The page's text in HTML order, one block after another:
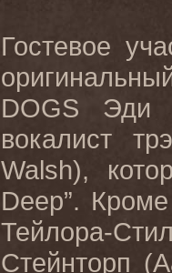
Гостевое
DOGS Эди
вокалист
Walsh),
Deep”.
Тейлора-
Стейнторп